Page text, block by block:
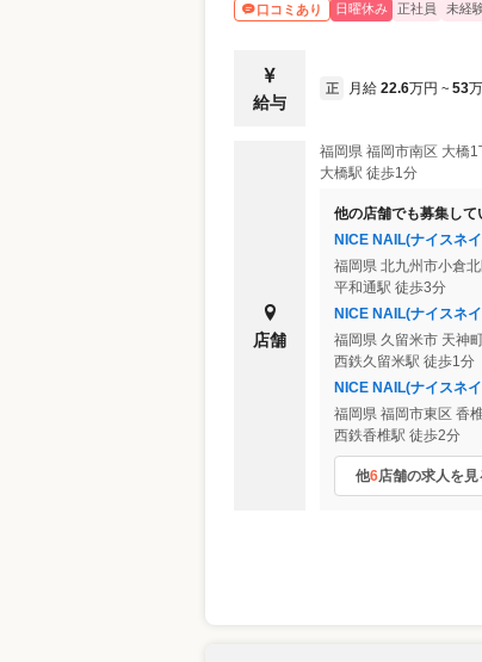
口コミあり 日曜休み 正社員 未経
給与
正 月給 22.6万円 ~ 53
店舗
福岡県 福岡市南区 大橋
大橋駅 徒歩1分
他の店舗でも募集して
NICE NAIL(ナイスネ
福岡県 北九州市小倉
平和通駅 徒歩3分
NICE NAIL(ナイスネ
福岡県 久留米市 天神
西鉄久留米駅 徒歩1分
NICE NAIL(ナイスネ
福岡県 福岡市東区 香
西鉄香椎駅 徒歩2分
他6店舗の求人を見